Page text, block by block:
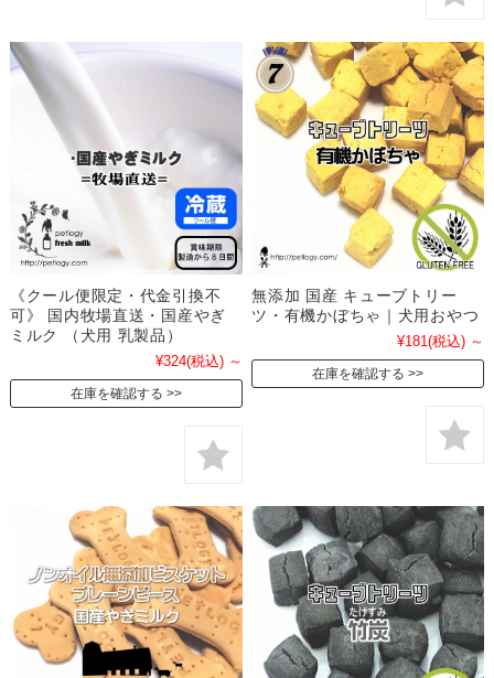
《クール便限定・代金引換不
可》 国内牧場直送・国産やぎ
ミルク （犬用 乳製品）
¥324(税込) ～
在庫を確認する
無添加 国産 キューブトリー
ツ・有機かぼちゃ｜犬用おやつ
¥181(税込) ～
在庫を確認する